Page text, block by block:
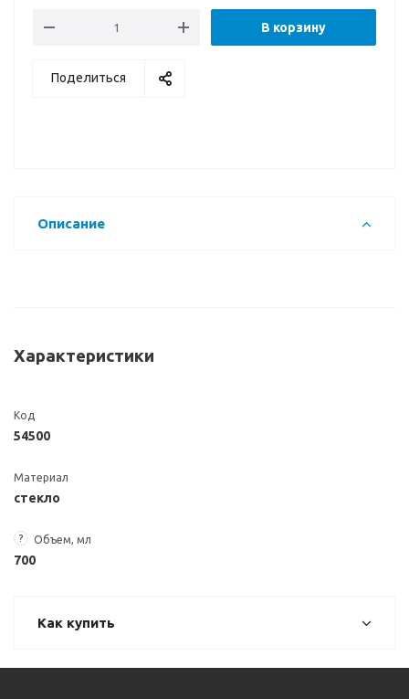
В корзину
Поделиться
Описание
Характеристики
Код
54500
Материал
стекло
? Объем, мл
700
Как купить